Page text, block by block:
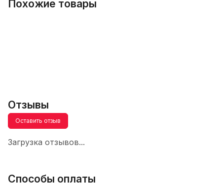
Похожие товары
Отзывы
Оставить отзыв
Загрузка отзывов...
Способы оплаты